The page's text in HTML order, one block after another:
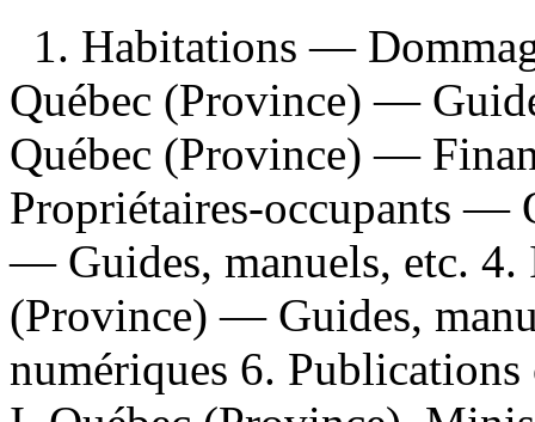
1. Habitations —
Québec (Province) —
Québec (Province) —
Propriétaires-occupants —
— Guides, manuels, etc.
(Province) — Guides,
numériques 6.